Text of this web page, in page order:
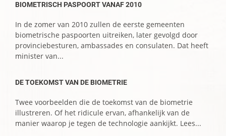
BIOMETRISCH PASPOORT VANAF 2010
In de zomer van 2010 zullen de eerste gemeenten
biometrische paspoorten uitreiken, later gevolgd door
provinciebesturen, ambassades en consulaten. Dat heeft
minister van...
DE TOEKOMST VAN DE BIOMETRIE
Twee voorbeelden die de toekomst van de biometrie
illustreren. Of het ridicule ervan, afhankelijk van de
manier waarop je tegen de technologie aankijkt. Lees...